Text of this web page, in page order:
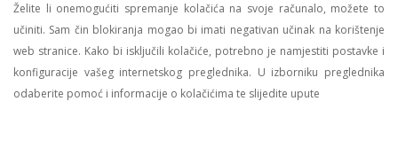
Želite li onemogućiti spremanje kolačića na svoje računalo, možete to
učiniti. Sam čin blokiranja mogao bi imati negativan učinak na korištenje
web stranice. Kako bi isključili kolačiće, potrebno je namjestiti postavke i
konfiguracije vašeg internetskog preglednika. U izborniku preglednika
odaberite pomoć i informacije o kolačićima te slijedite upute